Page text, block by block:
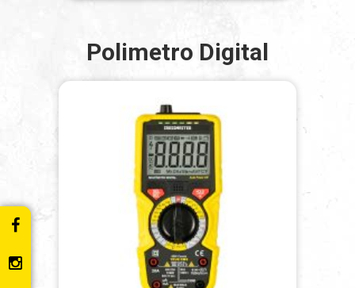
Polimetro Digital